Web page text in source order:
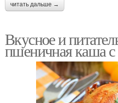
читать дальше →
Вкусное и
пшеничная каша